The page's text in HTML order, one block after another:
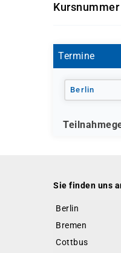
Das
Kursnummer
Termine
Berlin
Sie finden uns
Berlin
Bremen
Cottbus